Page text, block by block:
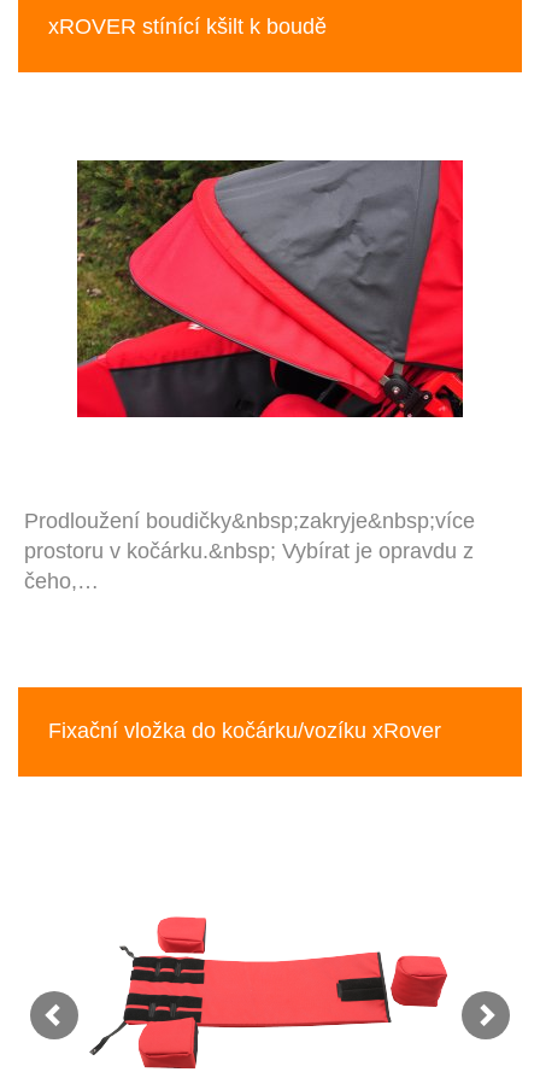
xROVER stínící kšilt k boudě
Prodloužení boudičky&nbsp;zakryje&nbsp;více
prostoru v kočárku.&nbsp; Vybírat je opravdu z
čeho,…
Fixační vložka do kočárku/vozíku xRover